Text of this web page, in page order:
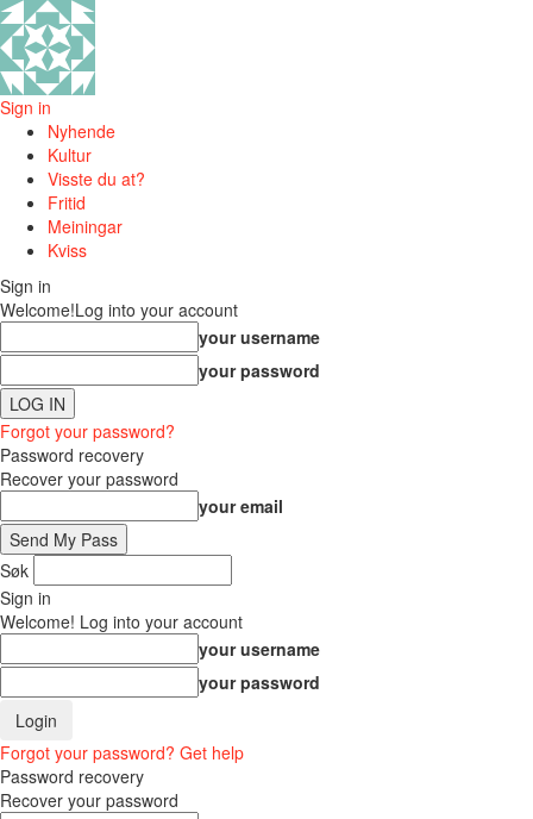
Sign in
Nyhende
Kultur
Visste du at?
Fritid
Meiningar
Kviss
Sign in
Welcome!Log into your account
your username
your password
Forgot your password?
Password recovery
Recover your password
your email
Søk
Sign in
Welcome! Log into your account
your username
your password
Forgot your password? Get help
Password recovery
Recover your password